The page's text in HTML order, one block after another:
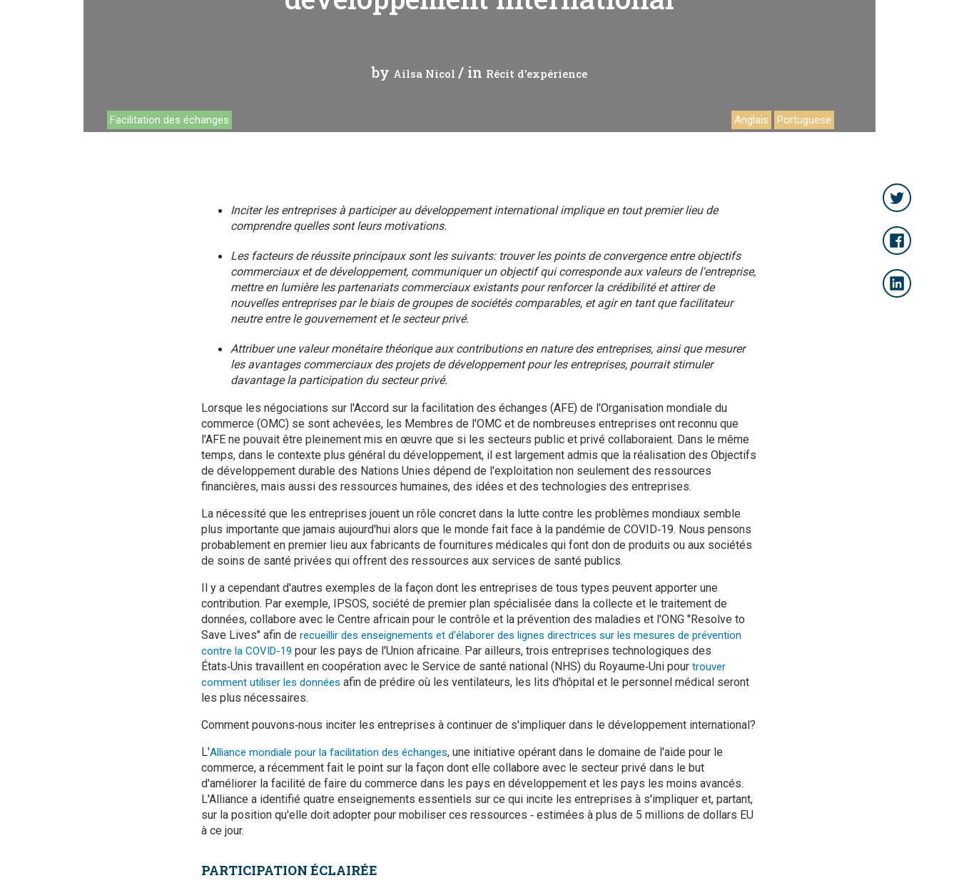
by Ailsa Nicol / in Récit d'expérience
Facilitation des échanges Anglais Portuguese
Inciter les entreprises à participer au développement international implique en tout premier lieu de
comprendre quelles sont leurs motivations.
Les facteurs de réussite principaux sont les suivants: trouver les points de convergence entre objectifs
commerciaux et de développement, communiquer un objectif qui corresponde aux valeurs de l'entreprise,
mettre en lumière les partenariats commerciaux existants pour renforcer la crédibilité et attirer de
nouvelles entreprises par le biais de groupes de sociétés comparables, et agir en tant que facilitateur
neutre entre le gouvernement et le secteur privé.
Attribuer une valeur monétaire théorique aux contributions en nature des entreprises, ainsi que mesurer
les avantages commerciaux des projets de développement pour les entreprises, pourrait stimuler
davantage la participation du secteur privé.
Lorsque les négociations sur l'Accord sur la facilitation des échanges (AFE) de l'Organisation mondiale du
commerce (OMC) se sont achevées, les Membres de l'OMC et de nombreuses entreprises ont reconnu que
l'AFE ne pouvait être pleinement mis en œuvre que si les secteurs public et privé collaboraient. Dans le même
temps, dans le contexte plus général du développement, il est largement admis que la réalisation des Objectifs
de développement durable des Nations Unies dépend de l'exploitation non seulement des ressources
financières, mais aussi des ressources humaines, des idées et des technologies des entreprises.
La nécessité que les entreprises jouent un rôle concret dans la lutte contre les problèmes mondiaux semble
plus importante que jamais aujourd'hui alors que le monde fait face à la pandémie de COVID‑19. Nous pensons
probablement en premier lieu aux fabricants de fournitures médicales qui font don de produits ou aux sociétés
de soins de santé privées qui offrent des ressources aux services de santé publics.
Il y a cependant d'autres exemples de la façon dont les entreprises de tous types peuvent apporter une
contribution. Par exemple, IPSOS, société de premier plan spécialisée dans la collecte et le traitement de
données, collabore avec le Centre africain pour le contrôle et la prévention des maladies et l'ONG "Resolve to
Save Lives" afin de recueillir des enseignements et d'élaborer des lignes directrices sur les mesures de prévention
contre la COVID-19 pour les pays de l'Union africaine. Par ailleurs, trois entreprises technologiques des
États‑Unis travaillent en coopération avec le Service de santé national (NHS) du Royaume‑Uni pour trouver
comment utiliser les données afin de prédire où les ventilateurs, les lits d'hôpital et le personnel médical seront
les plus nécessaires.
Comment pouvons‑nous inciter les entreprises à continuer de s'impliquer dans le développement international?
L'Alliance mondiale pour la facilitation des échanges, une initiative opérant dans le domaine de l'aide pour le
commerce, a récemment fait le point sur la façon dont elle collabore avec le secteur privé dans le but
d'améliorer la facilité de faire du commerce dans les pays en développement et les pays les moins avancés.
L'Alliance a identifié quatre enseignements essentiels sur ce qui incite les entreprises à s'impliquer et, partant,
sur la position qu'elle doit adopter pour mobiliser ces ressources ‑ estimées à plus de 5 millions de dollars EU
à ce jour.
PARTICIPATION ÉCLAIRÉE